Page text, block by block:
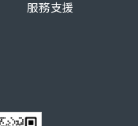
服務支援